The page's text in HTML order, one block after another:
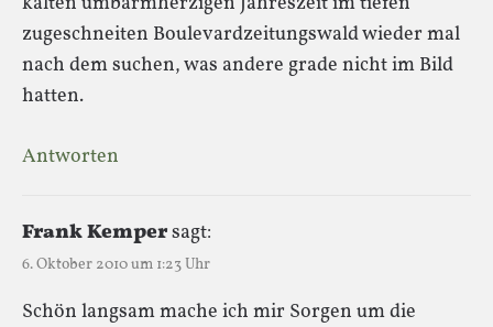
zugeschneiten Boulevardzeitungswald wieder mal
nach dem suchen, was andere grade nicht im Bild
hatten.
Antworten
Frank Kempersagt:
6. Oktober 2010 um 1:23 Uhr
Schön langsam mache ich mir Sorgen um die